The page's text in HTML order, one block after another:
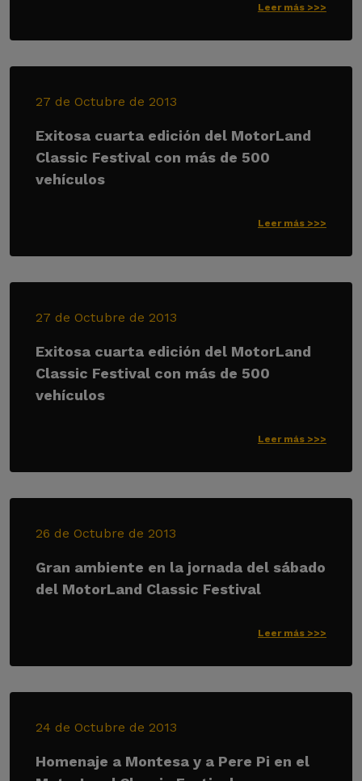
Leer más >>>
27 de Octubre de 2013
Exitosa cuarta edición del MotorLand
Classic Festival con más de 500
vehículos
Leer más >>>
27 de Octubre de 2013
Exitosa cuarta edición del MotorLand
Classic Festival con más de 500
vehículos
Leer más >>>
26 de Octubre de 2013
Gran ambiente en la jornada del sábado
del MotorLand Classic Festival
Leer más >>>
24 de Octubre de 2013
Homenaje a Montesa y a Pere Pi en el